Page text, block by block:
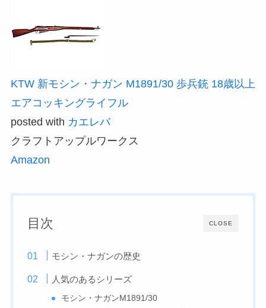
KTW 新モシン・ナガン M1891/30 歩兵銃 18歳以上
エアコッキングライフル
posted with カエレバ
クラフトアップルワークス
Amazon
CLOSE
目次
モシン・ナガンの歴史
人気のあるシリーズ
モシン・ナガンM1891/30